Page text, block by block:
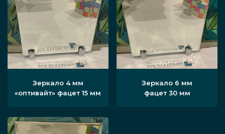
Зеркало 4 мм
«оптивайт» фацет 15 мм
Зеркало 6 мм
фацет 30 мм